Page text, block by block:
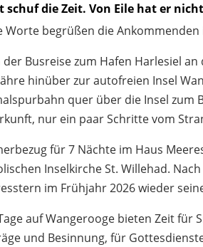
schuf die Zeit. Von Eile hat er
Worte begrüßen die
der Busreise zum Hafen Harlesiel
hinüber zur autofreien Insel
quer über die Insel zum
nur ein paar Schritte vom
für 7 Nächte im Haus
Inselkirche St. Willehad.
im Frühjahr 2026 wieder
auf Wangerooge bieten Zeit für
und Besinnung, für